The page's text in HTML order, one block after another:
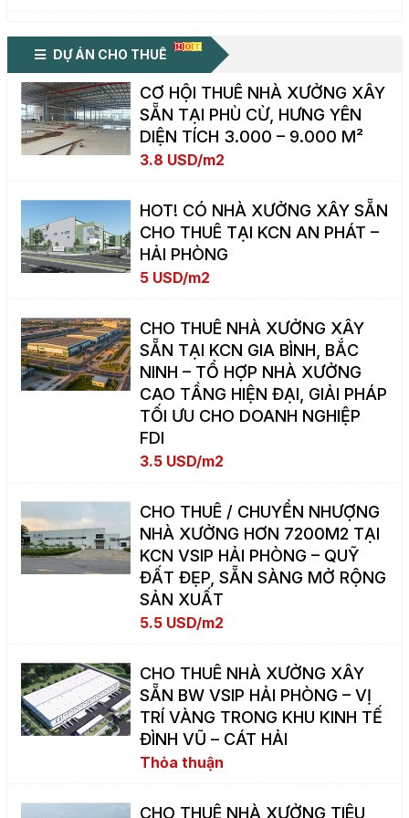
DỰ ÁN CHO THUÊ
CƠ HỘI THUÊ NHÀ XƯỞNG XÂY
SẴN TẠI PHÙ CỪ, HƯNG YÊN
DIỆN TÍCH 3.000 – 9.000 M²
3.8 USD/m2
HOT! CÓ NHÀ XƯỞNG XÂY SẴN
CHO THUÊ TẠI KCN AN PHÁT –
HẢI PHÒNG
5 USD/m2
CHO THUÊ NHÀ XƯỞNG XÂY
SẴN TẠI KCN GIA BÌNH, BẮC
NINH – TỔ HỢP NHÀ XƯỞNG
CAO TẦNG HIỆN ĐẠI, GIẢI PHÁP
TỐI ƯU CHO DOANH NGHIỆP
FDI
3.5 USD/m2
CHO THUÊ / CHUYỂN NHƯỢNG
NHÀ XƯỞNG HƠN 7200M2 TẠI
KCN VSIP HẢI PHÒNG – QUỸ
ĐẤT ĐẸP, SẴN SÀNG MỞ RỘNG
SẢN XUẤT
5.5 USD/m2
CHO THUÊ NHÀ XƯỞNG XÂY
SẴN BW VSIP HẢI PHÒNG – VỊ
TRÍ VÀNG TRONG KHU KINH TẾ
ĐÌNH VŨ – CÁT HẢI
Thỏa thuận
CHO THUÊ NHÀ XƯỞNG TIÊU